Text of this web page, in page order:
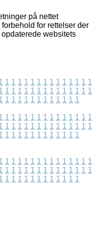
på nettet
for rettelser der
websitets
1 1 1 1 1 1 1 1 1 1 1 1 1 1
1 1 1 1 1 1 1 1 1 1 1 1 1 1
1 1 1 1 1 1 1 1 1 1 1 1
1 1 1 1 1 1 1 1 1 1 1 1 1 1
1 1 1 1 1 1 1 1 1 1 1 1 1 1
1 1 1 1 1 1 1 1 1 1 1 1
1 1 1 1 1 1 1 1 1 1 1 1 1 1
1 1 1 1 1 1 1 1 1 1 1 1 1 1
1 1 1 1 1 1 1 1 1 1 1 1